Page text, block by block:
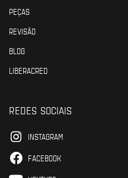
PEÇAS
REVISÃO
BLOG
LIBERACRED
REDES SOCIAIS
INSTAGRAM
FACEBOOK